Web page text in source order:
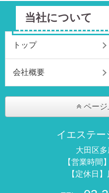
当社について
トップ
会社概要
ページ
イエステ
大田区
【営業時間
【定休日